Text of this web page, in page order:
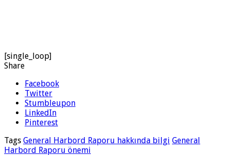
[single_loop]
Share
Facebook
Twitter
Stumbleupon
LinkedIn
Pinterest
Tags General Harbord Raporu hakkında bilgi General
Harbord Raporu önemi